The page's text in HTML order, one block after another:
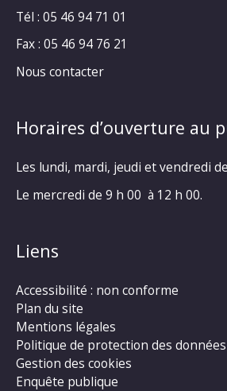
Tél : 05 46 94 71 01
Fax : 05 46 94 76 21
Nous contacter
Horaires d’ouverture au
Les lundi, mardi, jeudi et vendredi
Le mercredi de 9 h 00 à 12 h 00.
Liens
Accessibilité : non conforme
Plan du site
Mentions légales
Politique de protection des données
Gestion des cookies
Enquête publique